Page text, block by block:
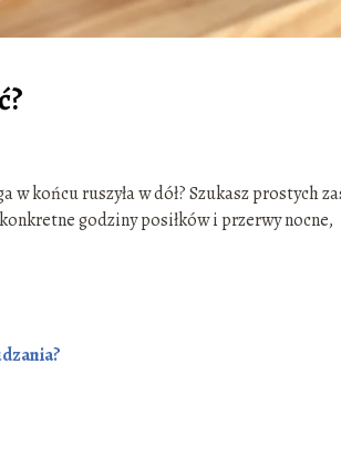
w końcu ruszyła w dół? Szukasz prostych
godziny posiłków i przerwy nocne,